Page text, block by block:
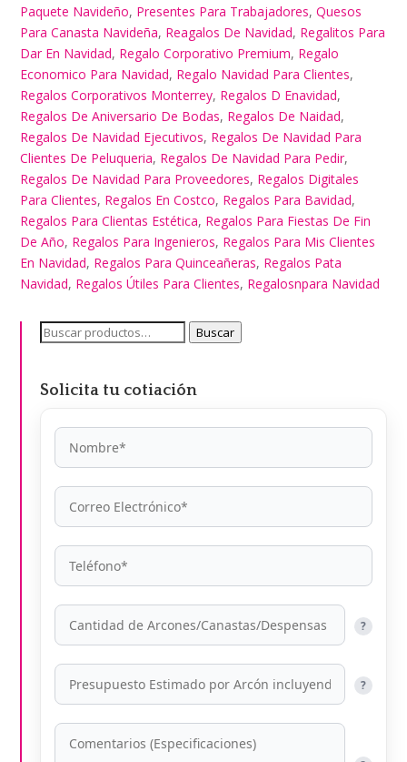
Paquete Navideño, Presentes Para Trabajadores,Quesos
Para Canasta Navideña, Reagalos De Navidad, Regalitos Para
Dar En Navidad, Regalo Corporativo Premium, Regalo
Economico Para Navidad, Regalo Navidad Para Clientes,
Regalos Corporativos Monterrey, Regalos D Enavidad,
Regalos De Aniversario De Bodas, Regalos De Naidad,
Regalos De Navidad Ejecutivos, Regalos De Navidad Para
Clientes De Peluqueria, Regalos De Navidad Para Pedir,
Regalos De Navidad Para Proveedores, Regalos Digitales
Para Clientes, Regalos En Costco, Regalos Para Bavidad,
Regalos Para Clientas Estética, Regalos Para Fiestas De Fin
De Año, Regalos Para Ingenieros, Regalos Para Mis Clientes
En Navidad, Regalos Para Quinceañeras, Regalos Pata
Navidad, Regalos Útiles Para Clientes, Regalosnpara Navidad
Buscar
Buscar
Solicita tu cotiación
?
?